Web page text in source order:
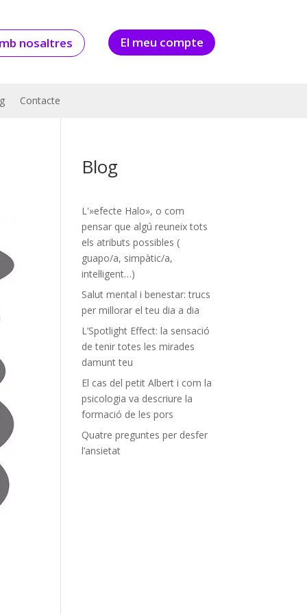
nosaltres El meu compte
Contacte
Blog
L'»efecte Halo», o com
pensar que algú reuneix tots
els atributs possibles (
guapo/a, simpàtic/a,
intel·ligent…)
Salut mental i benestar: trucs
per millorar el teu dia a dia
L’Spotlight Effect: la sensació
de tenir totes les mirades
damunt teu
El cas del petit Albert i com la
psicologia va descriure la
formació de les pors
Quatre preguntes per desfer
l’ansietat